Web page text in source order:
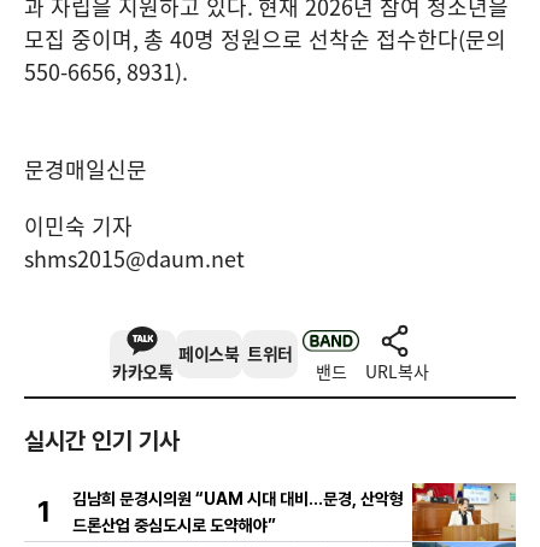
과 자립을 지원하고 있다. 현재 2026년 참여 청소년을
모집 중이며, 총 40명 정원으로 선착순 접수한다(문의
550-6656, 8931).
문경매일신문
이민숙 기자
shms2015@daum.net
카카오톡
페이스북 트위터
밴드 URL복사
실시간 인기 기사
1
김남희 문경시의원 “UAM 시대 대비…문경, 산악형
드론산업 중심도시로 도약해야”